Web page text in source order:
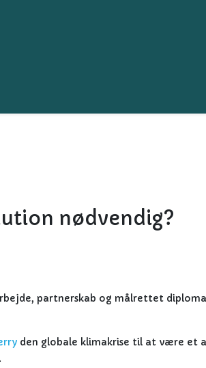
nødvendig?
partnerskab og målrettet
den globale klimakrise til at være et